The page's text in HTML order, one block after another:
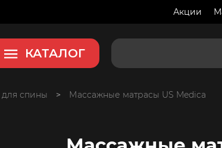
Акции
КАТАЛОГ
спины > Массажные матрасы US Medica